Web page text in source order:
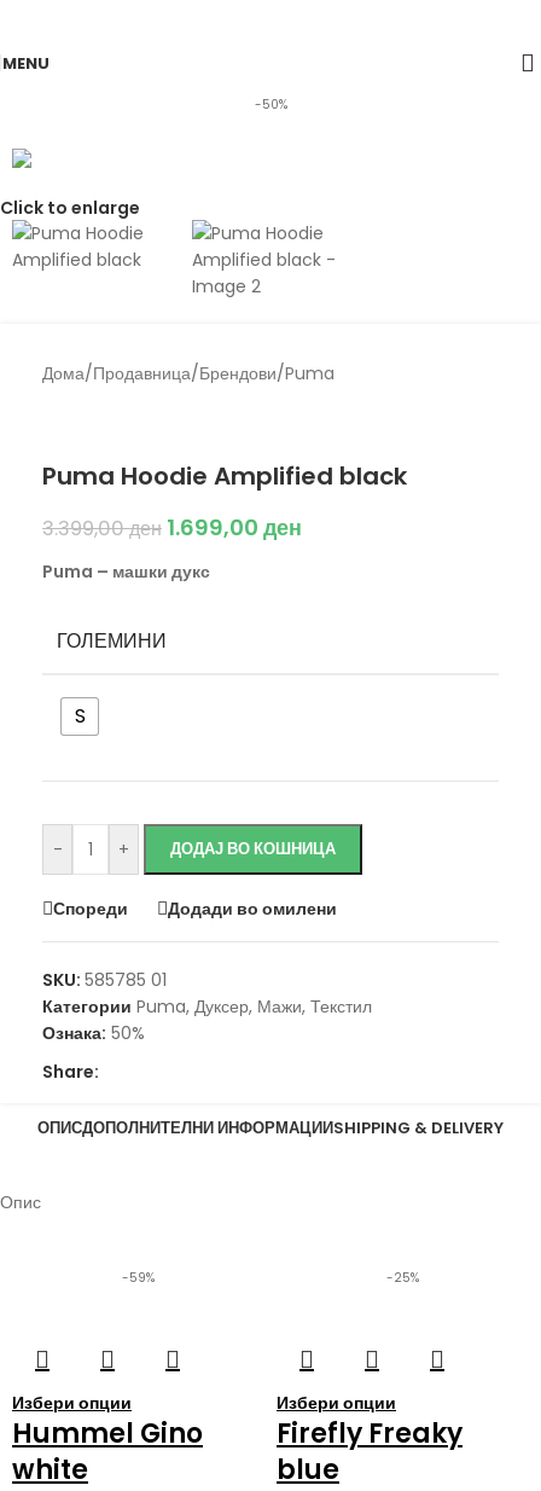
MENU
-50%
Click to enlarge
Дома/Продавница/Брендови/Puma
Puma Hoodie Amplified black
3.399,00ден 1.699,00 ден
Puma – машки дукс
ГОЛЕМИНИ
S
- + ДОДАЈ ВО КОШНИЦА
Спореди Додади во омилени
SKU: 585785 01
Категории Puma, Дуксер, Мажи, Текстил
Ознака: 50%
Share:
ОПИСДОПОЛНИТЕЛНИ ИНФОРМАЦИИSHIPPING & DELIVERY
Опис
-59%
Избери опции
Hummel Gino
white
-25%
Избери опции
Firefly Freaky
blue